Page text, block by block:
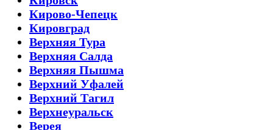
Кирово-Чепецк
Кировград
Верхняя Тура
Верхняя Салда
Верхняя Пышма
Верхний Уфалей
Верхний Тагил
Верхнеуральск
Верея